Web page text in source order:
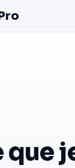
que